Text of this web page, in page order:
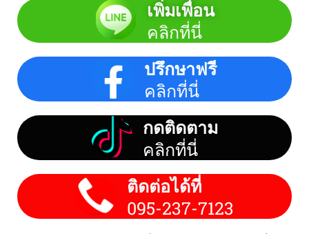
เพิ่มเพื่อน
คลิกที่นี่
ปรึกษาฟรี
คลิกที่นี่
กดติดตาม
คลิกที่นี่
ติดต่อได้ที่
095-237-7123